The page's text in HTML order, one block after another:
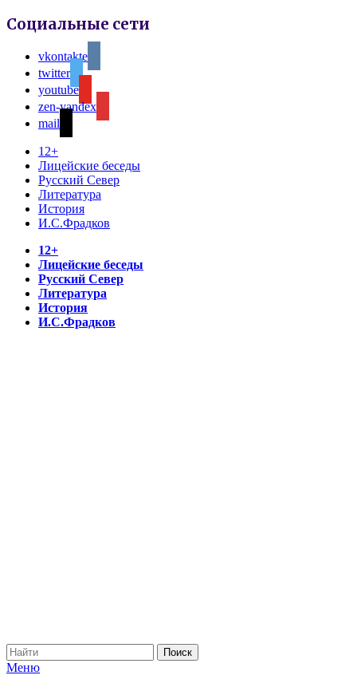
Социальные сети
vkontakte
twitter
youtube
zen-yandex
mail
12+
Лицейские беседы
Русский Север
Литература
История
И.С.Фрадков
12+
Лицейские беседы
Русский Север
Литература
История
И.С.Фрадков
Меню